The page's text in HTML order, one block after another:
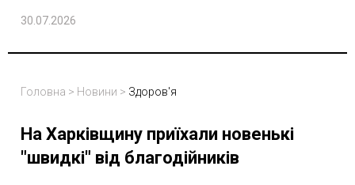
30.07.2026
Головна > Новини > Здоров'я
На Харківщину приїхали новенькі
"швидкі" від благодійників